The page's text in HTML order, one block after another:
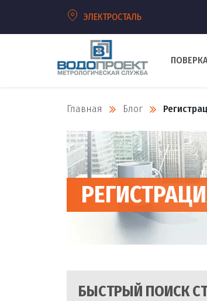
ЭЛЕКТРОСТАЛЬ
Главная Блог
БЫСТРЫЙ ПОИСК